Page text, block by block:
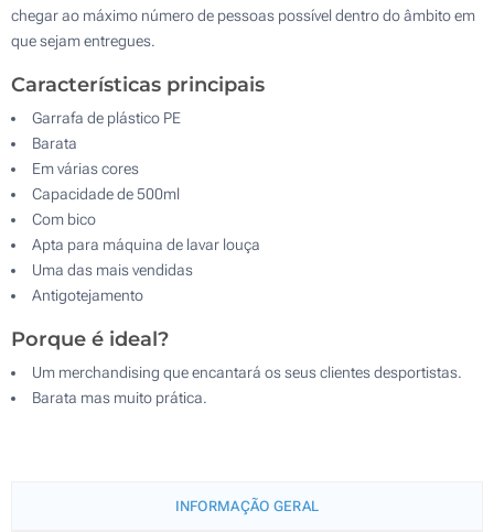
chegar ao máximo número de pessoas possível dentro do âmbito em
que sejam entregues.
Características principais
Garrafa de plástico PE
Barata
Em várias cores
Capacidade de 500ml
Com bico
Apta para máquina de lavar louça
Uma das mais vendidas
Antigotejamento
Porque é ideal?
Um merchandising que encantará os seus clientes desportistas.
Barata mas muito prática.
INFORMAÇÃO GERAL